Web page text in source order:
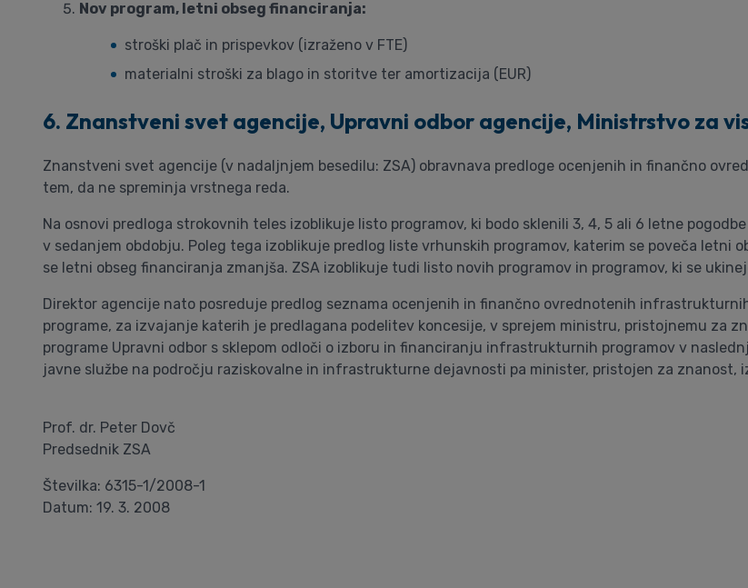
Nov program, letni obseg financiranja:
stroški plač in prispevkov (izraženo v FTE)
materialni stroški za blago in storitve ter amortizacija (EUR)
6. Znanstveni svet agencije, Upravni odbor agencije, Ministrstvo za
Znanstveni svet agencije (v nadaljnjem besedilu: ZSA) obravnava predloge ocenjenih in finančno
tem, da ne spreminja vrstnega reda.
Na osnovi predloga strokovnih teles izoblikuje listo programov, ki bodo sklenili 3, 4, 5 ali 6 letne
v sedanjem obdobju. Poleg tega izoblikuje predlog liste vrhunskih programov, katerim se poveča letni
se letni obseg financiranja zmanjša. ZSA izoblikuje tudi listo novih programov in programov, ki se
Direktor agencije nato posreduje predlog seznama ocenjenih in finančno ovrednotenih
programe, za izvajanje katerih je predlagana podelitev koncesije, v sprejem ministru, pristojnemu za
programe Upravni odbor s sklepom odloči o izboru in financiranju infrastrukturnih programov v
javne službe na področju raziskovalne in infrastrukturne dejavnosti pa minister, pristojen za znanost,
Prof. dr. Peter Dovč
Predsednik ZSA
Številka: 6315-1/2008-1
Datum: 19. 3. 2008